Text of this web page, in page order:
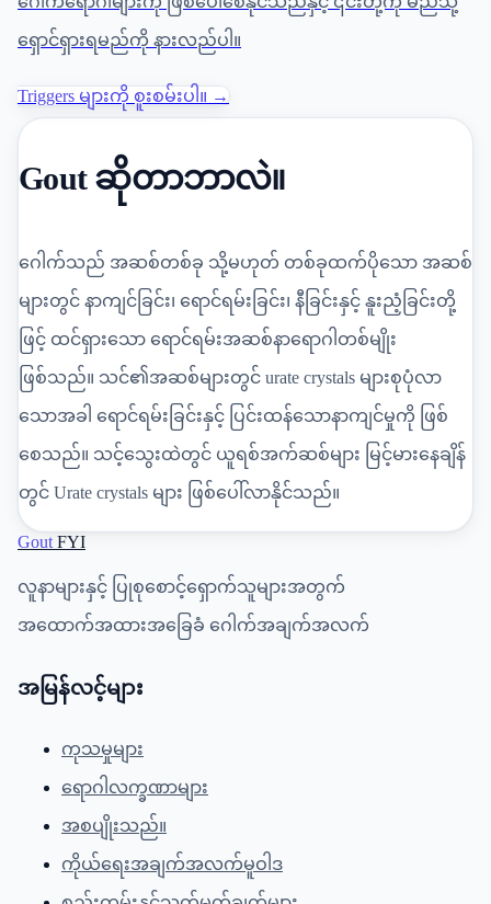
ရှောင်ရှားရမည်ကို နားလည်ပါ။
Triggers များကို စူးစမ်းပါ။ →
Gout ဆိုတာဘာလဲ။
ဂေါက်သည် အဆစ်တစ်ခု သို့မဟုတ် တစ်ခုထက်ပိုသော အဆစ်
များတွင် နာကျင်ခြင်း၊ ရောင်ရမ်းခြင်း၊ နီခြင်းနှင့် နူးညံ့ခြင်းတို့
ဖြင့် ထင်ရှားသော ရောင်ရမ်းအဆစ်နာရောဂါတစ်မျိုး
ဖြစ်သည်။ သင်၏အဆစ်များတွင် urate crystals များစုပုံလာ
သောအခါ ရောင်ရမ်းခြင်းနှင့် ပြင်းထန်သောနာကျင်မှုကို ဖြစ်
စေသည်။ သင့်သွေးထဲတွင် ယူရစ်အက်ဆစ်များ မြင့်မားနေချိန်
တွင် Urate crystals များ ဖြစ်ပေါ်လာနိုင်သည်။
Gout FYI
လူနာများနှင့် ပြုစုစောင့်ရှောက်သူများအတွက်
အထောက်အထားအခြေခံ ဂေါက်အချက်အလက်
အမြန်လင့်များ
ကုသမှုများ
ရောဂါလက္ခဏာများ
အစပျိုးသည်။
ကိုယ်ရေးအချက်အလက်မူဝါဒ